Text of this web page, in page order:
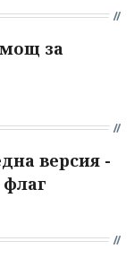
за
версия -